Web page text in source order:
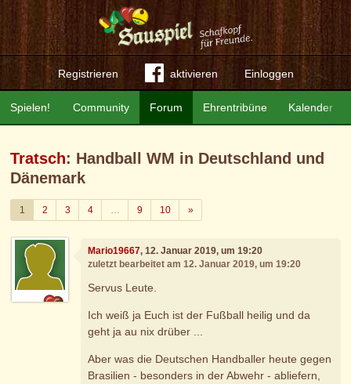
Registrieren aktivieren Einloggen
Community Forum Ehrentribüne Kalender
Spielen!
Tratsch: Handball WM in Deutschland und
Dänemark
1 2 3 4 … 9 10 »Weiter
Mario19667, 12. Januar 2019, um 19:20
zuletzt bearbeitet am 12. Januar 2019, um 19:20
Servus Leute.
Ich weiß ja Euch ist der Fußball heilig und da
geht ja au nix drüber ...
Aber was die Deutschen Handballer heute gegen
Brasilien - besonders in der Abwehr - abliefern,